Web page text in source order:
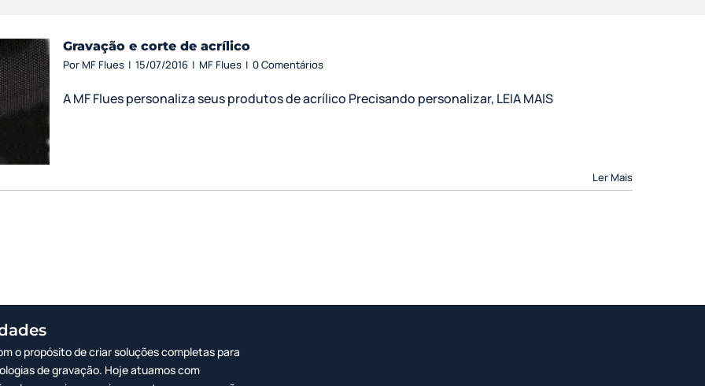
Gravação e corte de acrílico
Por MF Flues | 15/07/2016 | MF Flues | 0 Comentários
A MF Flues personaliza seus produtos de acrílico Precisando personalizar, LEIA MAIS
Ler Mais
o propósito de criar soluções completas para
de gravação. Hoje atuamos com